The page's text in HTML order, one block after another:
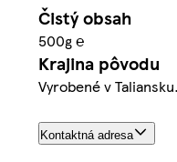
Čistý obsah
500g ℮
Krajina pôvodu
Vyrobené v
Kontaktná adresa